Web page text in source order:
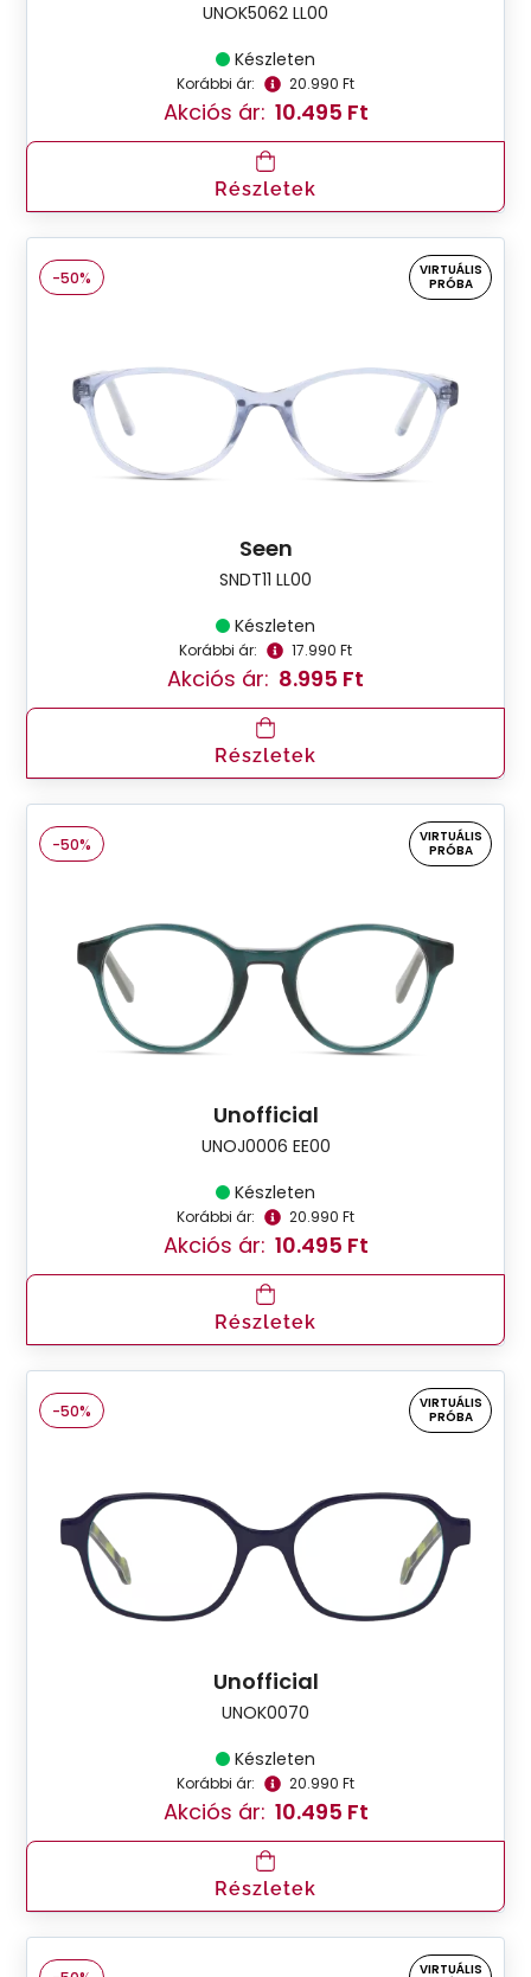
UNOK5062 LL00
Készleten
Korábbi ár: 20.990 Ft
Akciós ár: 10.495 Ft
Részletek
-50%
VIRTUÁLIS
PRÓBA
Seen
SNDT11 LL00
Készleten
Korábbi ár: 17.990 Ft
Akciós ár: 8.995 Ft
Részletek
-50%
VIRTUÁLIS
PRÓBA
Unofficial
UNOJ0006 EE00
Készleten
Korábbi ár: 20.990 Ft
Akciós ár: 10.495 Ft
Részletek
-50%
VIRTUÁLIS
PRÓBA
Unofficial
UNOK0070
Készleten
Korábbi ár: 20.990 Ft
Akciós ár: 10.495 Ft
Részletek
VIRTUÁLIS